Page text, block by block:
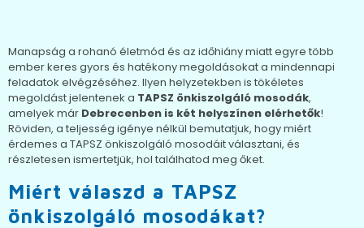
Manapság a rohanó életmód és az időhiány miatt egyre több
ember keres gyors és hatékony megoldásokat a mindennapi
feladatok elvégzéséhez. Ilyen helyzetekben is tökéletes
megoldást jelentenek a TAPSZ önkiszolgáló mosodák,
amelyek már Debrecenben is két helyszínen elérhetők!
Röviden, a teljesség igénye nélkül bemutatjuk, hogy miért
érdemes a TAPSZ önkiszolgáló mosodáit választani, és
részletesen ismertetjük, hol találhatod meg őket.
Miért válaszd a TAPSZ
önkiszolgáló mosodákat?